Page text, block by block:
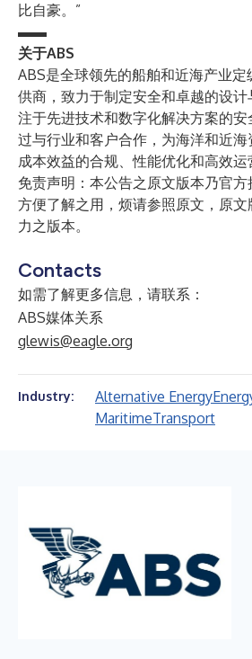
比自豪。”
▬▬
关于ABS
ABS是全球领先的船舶和近海产业
供商，致力于制定安全和卓越的设
注于先进技术和数字化解决方案的
过与行业和客户合作，为海洋和近
成本效益的合规、性能优化和高效运
免责声明：本公告之原文版本乃官
方便了解之用，烦请参照原文，原
力之版本。
Contacts
如需了解更多信息，请联系：
ABS媒体关系
glewis@eagle.org
Industry: Alternative Energy
MaritimeTransport